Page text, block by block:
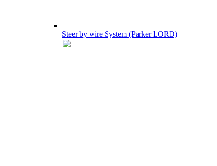
Steer by wire System (Parker LORD)